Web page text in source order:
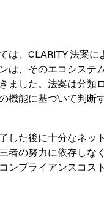
は、CLARITY 法案
は、そのエコシス
ました。法案は分
能に基づいて判断
した後に十分なネッ
者の努力に依存しな
ンプライアンスコ